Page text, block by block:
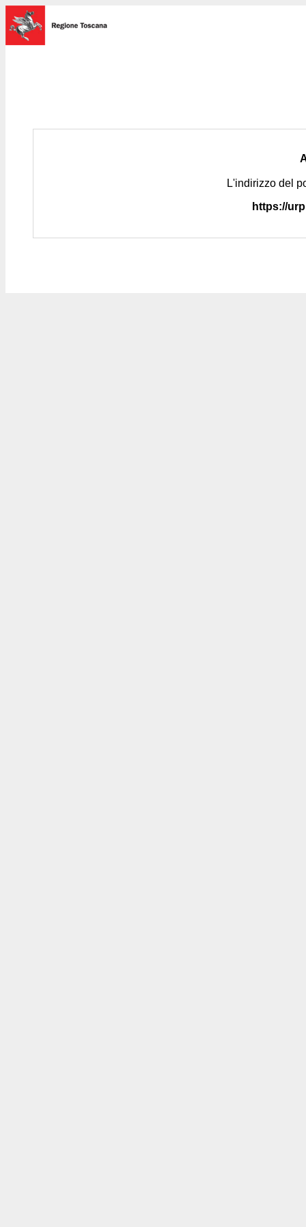
L'indirizzo del
https://